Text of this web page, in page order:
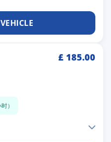
£ 185.00
）